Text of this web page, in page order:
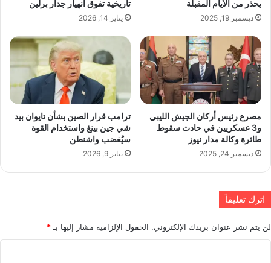
يحذر من الأيام المقبلة
ديسمبر 19, 2025
تاريخية تفوق انهيار جدار برلين
يناير 14, 2026
مصرع رئيس أركان الجيش الليبي
و3 عسكريين في حادث سقوط
طائرة وكالة مدار نيوز
ديسمبر 24, 2025
ترامب قرار الصين بشأن تايوان بيد
شي جين بينغ واستخدام القوة
سيُغضب واشنطن
يناير 9, 2026
اترك تعليقاً
لن يتم نشر عنوان بريدك الإلكتروني. الحقول الإلزامية مشار إليها بـ *